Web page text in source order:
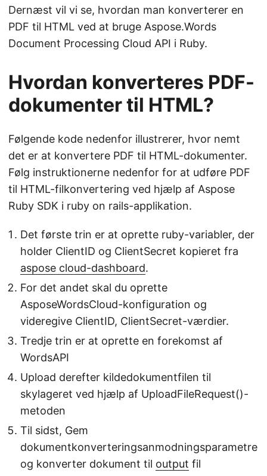
Dernæst vil vi se, hvordan man konverterer en
PDF til HTML ved at bruge Aspose.Words
Document Processing Cloud API i Ruby.
Hvordan konverteres PDF-
dokumenter til HTML?
Følgende kode nedenfor illustrerer, hvor nemt
det er at konvertere PDF til HTML-dokumenter.
Følg instruktionerne nedenfor for at udføre PDF
til HTML-filkonvertering ved hjælp af Aspose
Ruby SDK i ruby on rails-applikation.
Det første trin er at oprette ruby-variabler, der
holder ClientID og ClientSecret kopieret fra
aspose cloud-dashboard.
For det andet skal du oprette
AsposeWordsCloud-konfiguration og
videregive ClientID, ClientSecret-værdier.
Tredje trin er at oprette en forekomst af
WordsAPI
Upload derefter kildedokumentfilen til
skylageret ved hjælp af UploadFileRequest()-
metoden
Til sidst, Gem
dokumentkonverteringsanmodningsparametre
og konverter dokument til output fil